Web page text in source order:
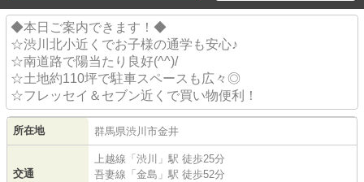
◆本日ご案内できます！◆
☆渋川北小近くでお子様の通学も安心♪
☆南道路で陽当たり良好(^^)/
☆土地約110坪で駐車スペースも広々◎
☆フレッセイ＆セブン近くで買い物便利！
所在地 群馬県渋川市金井
交通
上越線 「 渋川 」駅 徒歩25分
吾妻線 「 金島 」駅 徒歩52分